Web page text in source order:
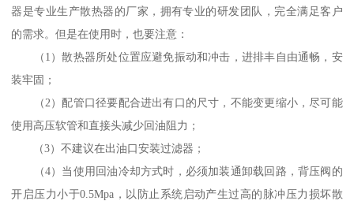
器是专业生产散热器的厂家，拥有专业的研发团队，完全满足客户
的需求。但是在使用时，也要注意：
（1）散热器所处位置应避免振动和冲击，进排丰自由通畅，安
装牢固；
（2）配管口径要配合进出有口的尺寸，不能变更缩小，尽可能
使用高压软管和直接头减少回油阻力；
（3）不建议在出油口安装过滤器；
（4）当使用回油冷却方式时，必须加装通卸载回路，背压阀的
开启压力小于0.5Mpa，以防止系统启动产生过高的脉冲压力损坏散